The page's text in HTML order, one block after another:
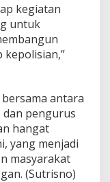
kegiatan
untuk
kepolisian,”
antara
dan pengurus
hangat
yang menjadi
masyarakat
(Sutrisno)